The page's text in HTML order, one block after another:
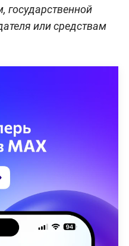
государственной
или средствам